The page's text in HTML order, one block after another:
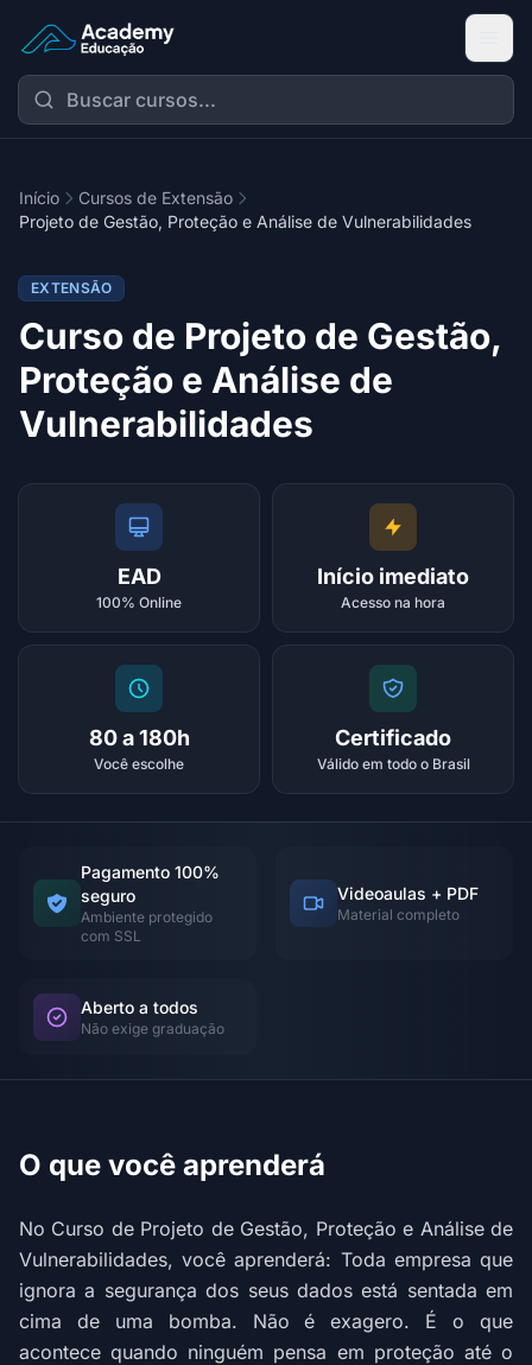
Academy Extensão
Início
Cursos de Extensão
Projeto de Gestão, Proteção e Análise de Vulnerabilidades
EXTENSÃO
Curso de Projeto de Gestão,
Proteção e Análise de
Vulnerabilidades
EAD
100% Online
Início imediato
Acesso na hora
80 a 180h
Você escolhe
Certificado
Válido em todo o Brasil
Pagamento 100%
seguro
Ambiente protegido
com SSL
Videoaulas + PDF
Material completo
Aberto a todos
Não exige graduação
O que você aprenderá
No Curso de Projeto de Gestão, Proteção e Análise de
Vulnerabilidades, você aprenderá: Toda empresa que
ignora a segurança dos seus dados está sentada em
cima de uma bomba. Não é exagero. É o que
acontece quando ninguém pensa em proteção até o